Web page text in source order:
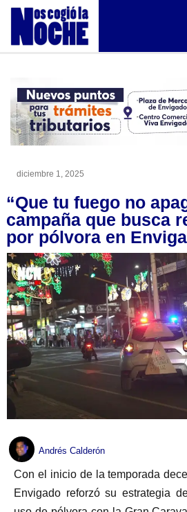
diciembre 1, 2025
“Que tu fuego no
campaña que busca
por pólvora en
Andrés Calderón
Con el inicio de la temporada
Envigado reforzó su estrategia